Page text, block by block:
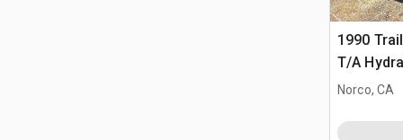
1990
T/A
Norco, CA